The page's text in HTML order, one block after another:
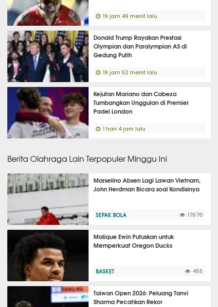
19 jam 49 menit lalu
Donald Trump Rayakan Prestasi
Olympian dan Paralympian AS di
Gedung Putih
19 jam 52 menit lalu
Kejutan Mariano dan Cabeza
Tumbangkan Unggulan di Premier
Padel London
1 hari 4 jam lalu
Berita Olahraga Lain Terpopuler Minggu Ini
Marselino Absen Lagi Lawan Vietnam,
John Herdman Bicara soal Kondisinya
SEPAK BOLA 17676
Malique Ewin Putuskan untuk
Memperkuat Oregon Ducks
BASKET 455
Taiwan Open 2026: Peluang Tanvi
Sharma Pecahkan Rekor